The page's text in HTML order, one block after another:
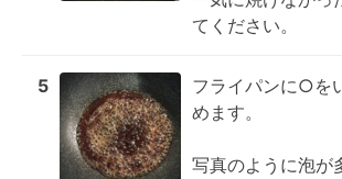
てください。
5
フライパンに○を
めます。
写真のように泡が